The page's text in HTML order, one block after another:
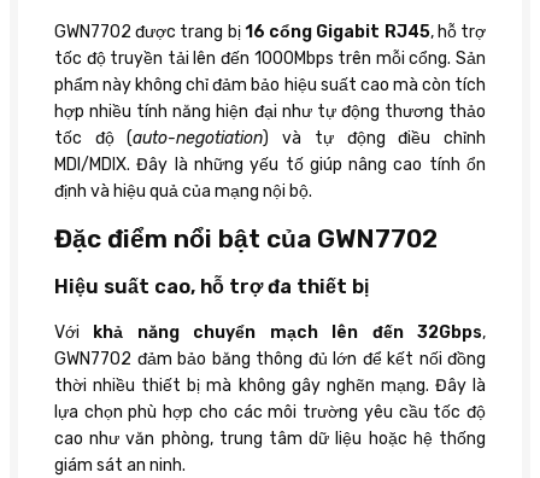
GWN7702 được trang bị16 cổng Gigabit RJ45, hỗ trợ
tốc độ truyền tải lên đến 1000Mbps trên mỗi cổng. Sản
phẩm này không chỉ đảm bảo hiệu suất cao mà còn tích
hợp nhiều tính năng hiện đại như tự động thương thảo
tốc độ (auto-negotiation) và tự động điều chỉnh
MDI/MDIX. Đây là những yếu tố giúp nâng cao tính ổn
định và hiệu quả của mạng nội bộ.
Đặc điểm nổi bật của GWN7702
Hiệu suất cao, hỗ trợ đa thiết bị
Với khả năng chuyển mạch lên đến 32Gbps,
GWN7702 đảm bảo băng thông đủ lớn để kết nối đồng
thời nhiều thiết bị mà không gây nghẽn mạng. Đây là
lựa chọn phù hợp cho các môi trường yêu cầu tốc độ
cao như văn phòng, trung tâm dữ liệu hoặc hệ thống
giám sát an ninh.